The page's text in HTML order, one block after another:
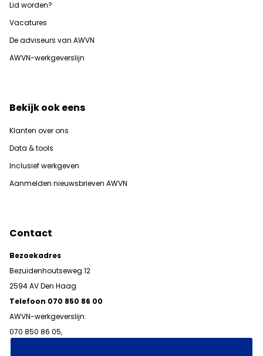
Lid worden?
Vacatures
De adviseurs van AWVN
AWVN-werkgeverslijn
Bekijk ook eens
Klanten over ons
Data & tools
Inclusief werkgeven
Aanmelden nieuwsbrieven AWVN
Contact
Bezoekadres
Bezuidenhoutseweg 12
2594 AV Den Haag
Telefoon 070 850 86 00
AWVN-werkgeverslijn:
070 850 86 05,